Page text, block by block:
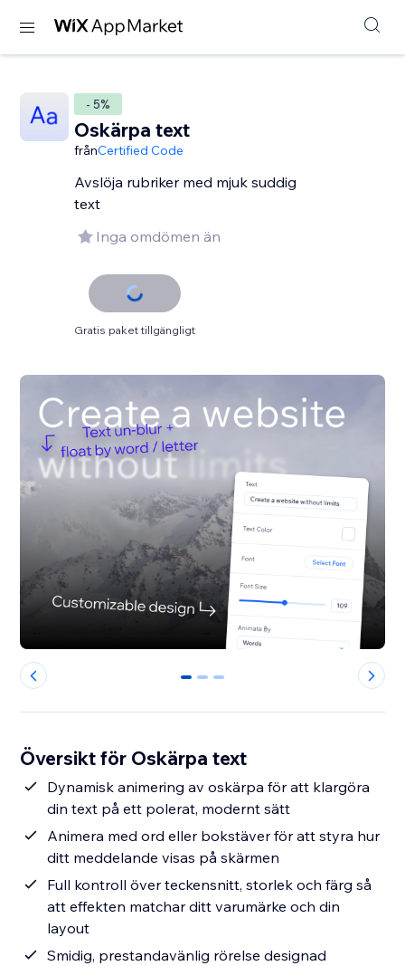
- 5%
Oskärpa text
frånCertified Code
Avslöja rubriker med mjuk suddig
text
Inga omdömen än
Gratis paket tillgängligt
0 1 2
Översikt för Oskärpa text
Dynamisk animering av oskärpa för att klargöra
din text på ett polerat, modernt sätt
Animera med ord eller bokstäver för att styra hur
ditt meddelande visas på skärmen
Full kontroll över teckensnitt, storlek och färg så
att effekten matchar ditt varumärke och din
layout
Smidig, prestandavänlig rörelse designad